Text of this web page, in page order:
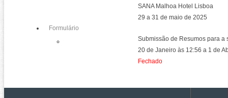
SANA Malhoa Hotel Lisboa
29 a 31 de maio de 2025
Formulário
Submissão de Resumos para a
20 de Janeiro às 12:56 a 1 de
Fechado